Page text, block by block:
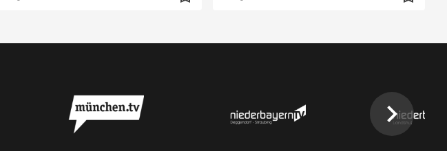
chevron_right